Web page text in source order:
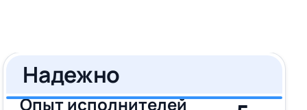
Надежно
Опыт исполнителей